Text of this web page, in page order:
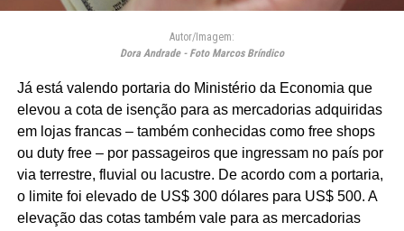
Autor/Imagem:
Dora Andrade - Foto Marcos Bríndico
Já está valendo portaria do Ministério da Economia que
elevou a cota de isenção para as mercadorias adquiridas
em lojas francas – também conhecidas como free shops
ou duty free – por passageiros que ingressam no país por
via terrestre, fluvial ou lacustre. De acordo com a portaria,
o limite foi elevado de US$ 300 dólares para US$ 500. A
elevação das cotas também vale para as mercadorias